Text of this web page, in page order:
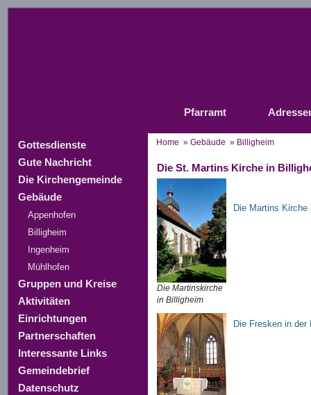
Pfarramt
Home » Gebäude » Billigheim
Gottesdienste
Gute Nachricht
Die Kirchengemeinde
Gebäude
Appenhofen
Billigheim
Ingenheim
Mühlhofen
Gruppen und Kreise
Aktivitäten
Einrichtungen
Partnerschaften
Interessante Links
Gemeindebrief
Datenschutz
Die St. Martins Kirche in
Die Martinskirche
in Billigheim
Die Martins
Die Fresken in der